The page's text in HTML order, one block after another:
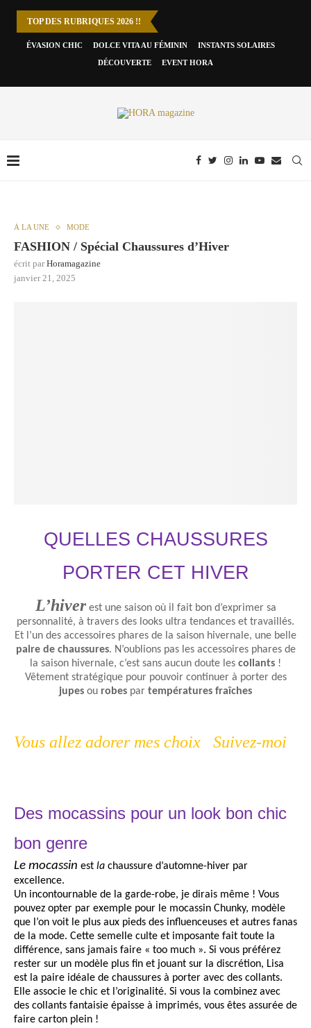
TOP DES RUBRIQUES 2026 !!
ÉVASION CHIC DOLCE VITA AU FÉMININ INSTANTS SOLAIRES
DÉCOUVERTE EVENT HORA
À LA UNE MODE
FASHION / Spécial Chaussures d’Hiver
écrit parHoramagazine
janvier 21, 2025
QUELLES CHAUSSURES
PORTER CET HIVER
L’hiverest une saison où il fait bon d’exprimer sa
personnalité, à travers des looks ultra tendances et travaillés.
Et l’un des accessoires phares de la saison hivernale, une belle
paire de chaussures. N’oublions pas les accessoires phares de
la saison hivernale, c’est sans aucun doute les collants !
Vêtement stratégique pour pouvoir continuer à porter des
jupes ou robes par températures fraîches
Vous allez adorer mes choix Suivez-moi
Des mocassins pour un look bon chic
bon genre
Le mocassin est la chaussure d’automne-hiver par
excellence.
Un incontournable de la garde-robe, je dirais même ! Vous
pouvez opter par exemple pour le mocassin Chunky, modèle
que l’on voit le plus aux pieds des influenceuses et autres fanas
de la mode. Cette semelle culte et imposante fait toute la
différence, sans jamais faire « too much ». Si vous préférez
rester sur un modèle plus fin et jouant sur la discrétion, Lisa
est la paire idéale de chaussures à porter avec des collants.
Elle associe le chic et l’originalité. Si vous la combinez avec
des collants fantaisie épaisse à imprimés, vous êtes assurée de
faire carton plein !